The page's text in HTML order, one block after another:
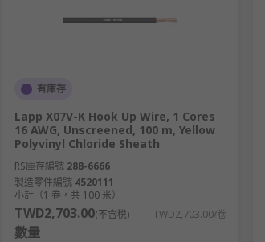
有庫存
Lapp X07V-K Hook Up Wire, 1 Cores
16 AWG, Unscreened, 100 m, Yellow
Polyvinyl Chloride Sheath
RS庫存編號 288-6666
製造零件編號 4520111
小計（1 卷，共 100 米）
TWD2,703.00(不含稅) TWD2,703.00/卷
數量